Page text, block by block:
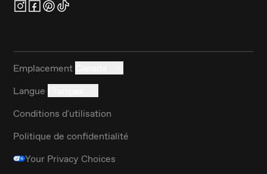
Emplacement
Langue
Conditions d'utilisation
Politique de confidentialité
Your Privacy Choices